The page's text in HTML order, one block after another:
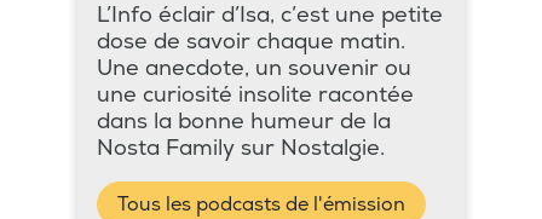
L’Info éclair d’Isa, c’est une petite
dose de savoir chaque matin.
Une anecdote, un souvenir ou
une curiosité insolite racontée
dans la bonne humeur de la
Nosta Family sur Nostalgie.
Tous les podcasts de l'émission